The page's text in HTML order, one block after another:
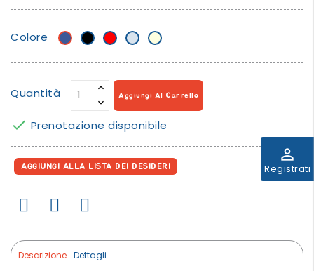
perm_identity
Registrati
Colore Blu NeroRossoAzzurroCrema
Quantità Aggiungi Al Carrello
 Prenotazione disponibile
AGGIUNGI ALLA LISTA DEI DESIDERI
Descrizione Dettagli